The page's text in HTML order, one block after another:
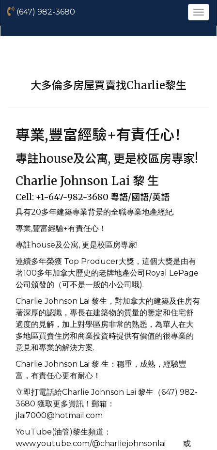
(647) 982-3680
菜
大多倫多房屋買賣找Charlie黎生
專業,豐富經驗+有責任心！
專註house及公寓, 更是校區房専家!
Charlie Johnson Lai 黎 生
Cell: +1-647-982-3680 粵語/國語/英語
具有20多年建築專業背景的全職專業地產經紀.
專業,豐富經驗+有責任心！
專註house及公寓, 更是校區房専家!
連續多年榮獲 Top Producer大獎，這個大獎是由有
著100多年加拿大歷史的老牌地產公司Royal LePage
公司頒發的（可不是一般的小公司哦).
Charlie Johnson Lai 黎生，對加拿大的建築及住房有
著深厚的認識，專長在建築物的質量的鑒定和住宅舒
適度的見解，加上對學區房非常的熟悉，為華人在大
多地區買賣住房和商業投資時提供有價值的很專業的
意見和專業的解決方案.
Charlie Johnson Lai 黎 生：穩重，成熟，經驗豐
富，有責任心更有耐心！
立即打電話給Charlie Johnson Lai 黎生（647) 982-
3680 獲取更多資訊！郵箱：
jlai7000@hotmail.com
YouTube(油管)黎生頻道：
www.youtube.com/@charliejohnsonlai 或